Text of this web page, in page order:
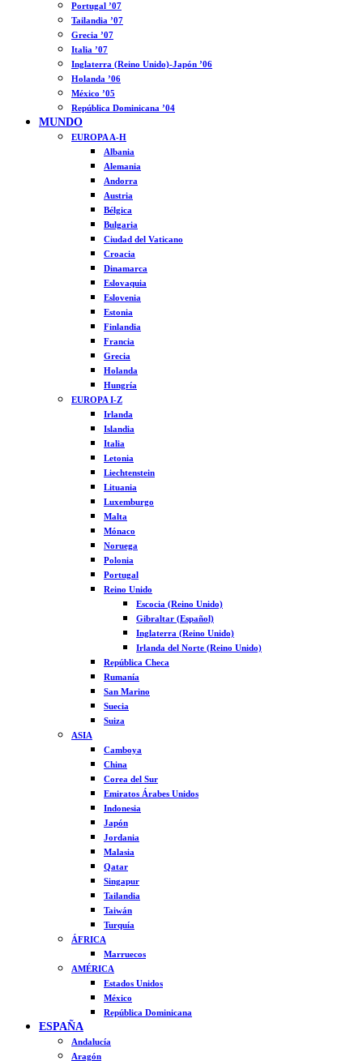
Portugal ’07
Tailandia ’07
Grecia ’07
Italia ’07
Inglaterra (Reino Unido)-Japón ’06
Holanda ’06
México ’05
República Dominicana ’04
MUNDO
EUROPA A-H
Albania
Alemania
Andorra
Austria
Bélgica
Bulgaria
Ciudad del Vaticano
Croacia
Dinamarca
Eslovaquia
Eslovenia
Estonia
Finlandia
Francia
Grecia
Holanda
Hungría
EUROPA I-Z
Irlanda
Islandia
Italia
Letonia
Liechtenstein
Lituania
Luxemburgo
Malta
Mónaco
Noruega
Polonia
Portugal
Reino Unido
Escocia (Reino Unido)
Gibraltar (Español)
Inglaterra (Reino Unido)
Irlanda del Norte (Reino Unido)
República Checa
Rumanía
San Marino
Suecia
Suiza
ASIA
Camboya
China
Corea del Sur
Emiratos Árabes Unidos
Indonesia
Japón
Jordania
Malasia
Qatar
Singapur
Tailandia
Taiwán
Turquía
ÁFRICA
Marruecos
AMÉRICA
Estados Unidos
México
República Dominicana
ESPAÑA
Andalucía
Aragón